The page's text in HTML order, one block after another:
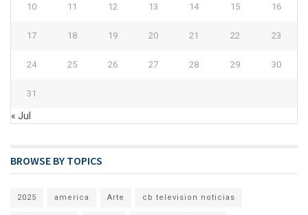
10 11 12 13 14 15 16
17 18 19 20 21 22 23
24 25 26 27 28 29 30
31
« Jul
BROWSE BY TOPICS
2025 america Arte cb television noticias